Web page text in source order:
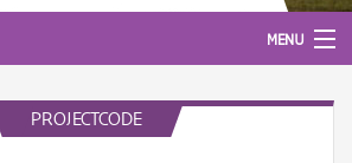
MENU
PROJECTCODE